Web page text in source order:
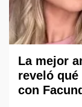
La mejor
reveló
con